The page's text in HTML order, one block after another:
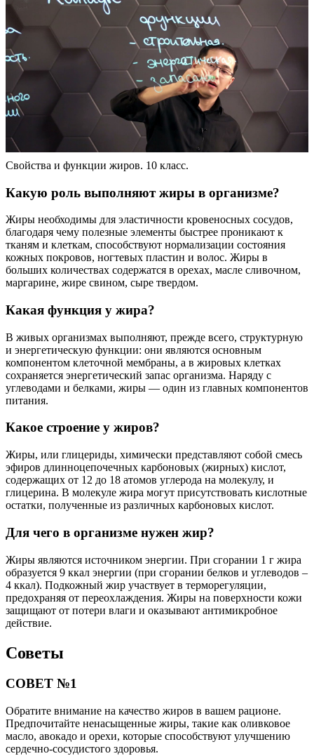
Свойства и функции жиров. 10 класс.
Какую роль выполняют жиры в организме?
Жиры необходимы для эластичности кровеносных сосудов,
благодаря чему полезные элементы быстрее проникают к
тканям и клеткам, способствуют нормализации состояния
кожных покровов, ногтевых пластин и волос. Жиры в
больших количествах содержатся в орехах, масле сливочном,
маргарине, жире свином, сыре твердом.
Какая функция у жира?
В живых организмах выполняют, прежде всего, структурную
и энергетическую функции: они являются основным
компонентом клеточной мембраны, а в жировых клетках
сохраняется энергетический запас организма. Наряду с
углеводами и белками, жиры — один из главных компонентов
питания.
Какое строение у жиров?
Жиры, или глицериды, химически представляют собой смесь
эфиров длинноцепочечных карбоновых (жирных) кислот,
содержащих от 12 до 18 атомов углерода на молекулу, и
глицерина. В молекуле жира могут присутствовать кислотные
остатки, полученные из различных карбоновых кислот.
Для чего в организме нужен жир?
Жиры являются источником энергии. При сгорании 1 г жира
образуется 9 ккал энергии (при сгорании белков и углеводов –
4 ккал). Подкожный жир участвует в терморегуляции,
предохраняя от переохлаждения. Жиры на поверхности кожи
защищают от потери влаги и оказывают антимикробное
действие.
Советы
СОВЕТ №1
Обратите внимание на качество жиров в вашем рационе.
Предпочитайте ненасыщенные жиры, такие как оливковое
масло, авокадо и орехи, которые способствуют улучшению
сердечно-сосудистого здоровья.